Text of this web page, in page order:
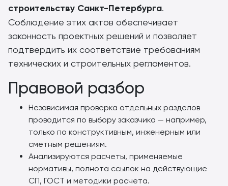
строительству Санкт-Петербурга.
Соблюдение этих актов обеспечивает
законность проектных решений и позволяет
подтвердить их соответствие требованиям
технических и строительных регламентов.
Правовой разбор
Независимая проверка отдельных разделов
проводится по выбору заказчика — например,
только по конструктивным, инженерным или
сметным решениям.
Анализируются расчеты, применяемые
нормативы, полнота ссылок на действующие
СП, ГОСТ и методики расчета.